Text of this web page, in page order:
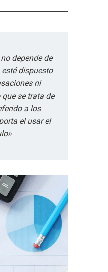
no depende de
dispuesto
ni
se trata de
a los
el usar el